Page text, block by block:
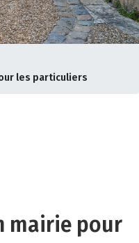
les particuliers
mairie pour